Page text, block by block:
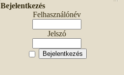
Bejelentkezés
Felhasználónév
Jelszó